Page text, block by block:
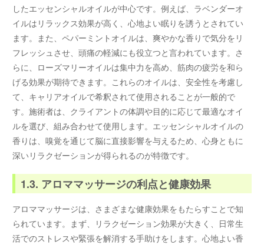
したエッセンシャルオイルが中心です。例えば、ラベンダーオ
イルはリラックス効果が高く、心地よい眠りを誘うとされてい
ます。また、ペパーミントオイルは、爽やかな香りで気分をリ
フレッシュさせ、頭痛の軽減にも役立つと言われています。さ
らに、ローズマリーオイルは集中力を高め、筋肉の疲労を和ら
げる効果が期待できます。これらのオイルは、安全性を考慮し
て、キャリアオイルで希釈されて使用されることが一般的で
す。施術者は、クライアントの体調や目的に応じて最適なオイ
ルを選び、組み合わせて使用します。エッセンシャルオイルの
香りは、嗅覚を通じて脳に直接影響を与えるため、心身ともに
深いリラクゼーションが得られるのが特徴です。
1.3. アロママッサージの利点と健康効果
アロママッサージは、さまざまな健康効果をもたらすことで知
られています。まず、リラクゼーション効果が大きく、日常生
活でのストレスや緊張を解消する手助けをします。心地よい香